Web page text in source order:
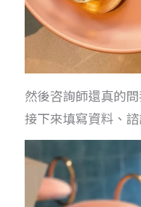
然後咨詢師還真的
接下來填寫資料、